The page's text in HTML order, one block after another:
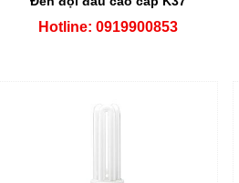
Hotline: 0919900853